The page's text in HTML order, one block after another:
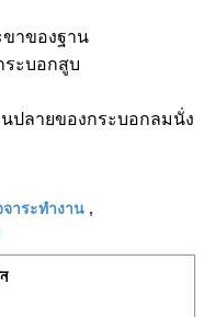
ขาของฐาน
ระบอกสูบ
ปลายของกระบอกลมนั่ง
าระทำงาน ,